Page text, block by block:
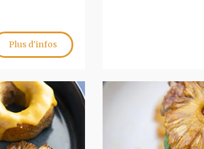
Plus d'infos